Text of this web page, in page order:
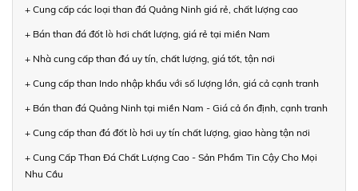
+ Cung cấp các loại than đá Quảng Ninh giá rẻ, chất lượng cao
+ Bán than đá đốt lò hơi chất lượng, giá rẻ tại miền Nam
+ Nhà cung cấp than đá uy tín, chất lượng, giá tốt, tận nơi
+ Cung cấp than Indo nhập khẩu với số lượng lớn, giá cả cạnh tranh
+ Bán than đá Quảng Ninh tại miền Nam - Giá cả ổn định, cạnh tranh
+ Cung cấp than đá đốt lò hơi uy tín chất lượng, giao hàng tận nơi
+ Cung Cấp Than Đá Chất Lượng Cao - Sản Phẩm Tin Cậy Cho Mọi
Nhu Cầu